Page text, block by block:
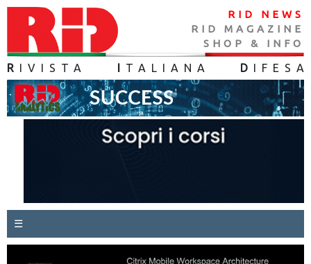
RID NEWS
RID MAGAZINE
SHOP & INFO
R IVISTA TALIANA D IFES A
☰